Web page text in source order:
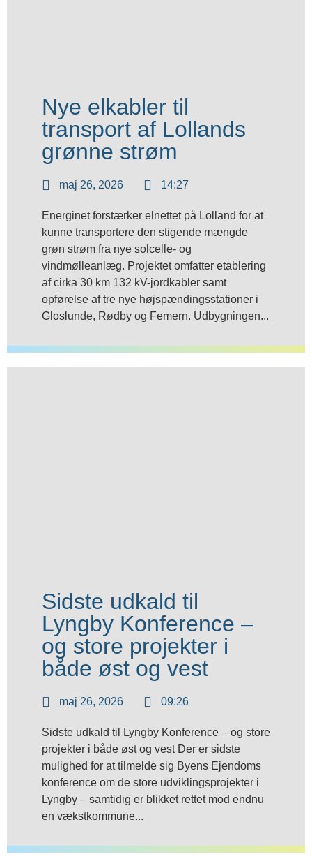
Nye elkabler til
transport af Lollands
grønne strøm
maj 26, 2026 14:27
Energinet forstærker elnettet på Lolland for at
kunne transportere den stigende mængde
grøn strøm fra nye solcelle- og
vindmølleanlæg. Projektet omfatter etablering
af cirka 30 km 132 kV-jordkabler samt
opførelse af tre nye højspændingsstationer i
Gloslunde, Rødby og Femern. Udbygningen...
Sidste udkald til
Lyngby Konference –
og store projekter i
både øst og vest
maj 26, 2026 09:26
Sidste udkald til Lyngby Konference – og store
projekter i både øst og vest Der er sidste
mulighed for at tilmelde sig Byens Ejendoms
konference om de store udviklingsprojekter i
Lyngby – samtidig er blikket rettet mod endnu
en vækstkommune...